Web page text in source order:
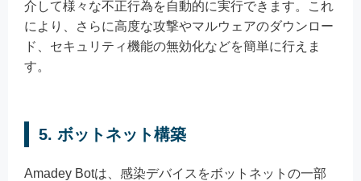
介して様々な不正行為を自動的に実行できます。これ
により、さらに高度な攻撃やマルウェアのダウンロー
ド、セキュリティ機能の無効化などを簡単に行えま
す。
5. ボットネット構築
Amadey Botは、感染デバイスをボットネットの一部